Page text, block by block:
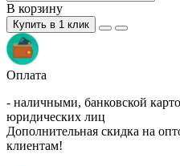
В корзину
Купить в 1 клик
Оплата
- наличными, банковской
юридических лиц
Дополнительная скидка на
клиентам!